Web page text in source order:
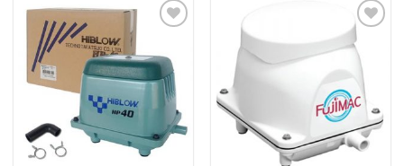
verlanglijst
Toevoegen
aan
verlanglijst